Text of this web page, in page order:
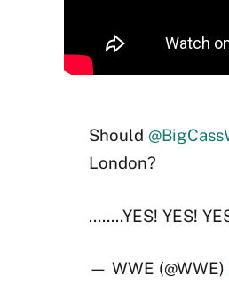
Should
London?
……..YES! YES!
— WWE (@WWE)